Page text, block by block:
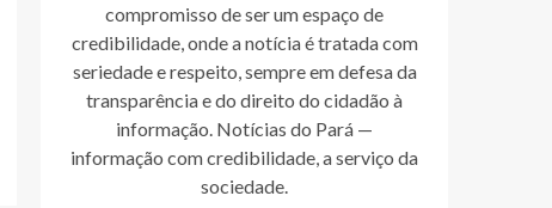
compromisso de ser um espaço de
credibilidade, onde a notícia é tratada com
seriedade e respeito, sempre em defesa da
transparência e do direito do cidadão à
informação. Notícias do Pará —
informação com credibilidade, a serviço da
sociedade.